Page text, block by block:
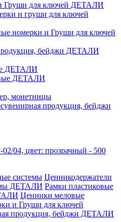
Груши для ключей ДЕТАЛИ
и груши для ключей
номерки и Груши для ключей
бейджи ДЕТАЛИ
ДЕТАЛИ
ДЕТАЛИ
монетницы
продукция, бейджи
02/04, цвет: прозрачный - 500
системы Ценникодержатели
ДЕТАЛИ Рамки пластиковые
Ценники меловые
и Груши для ключей
продукция, бейджи ДЕТАЛИ